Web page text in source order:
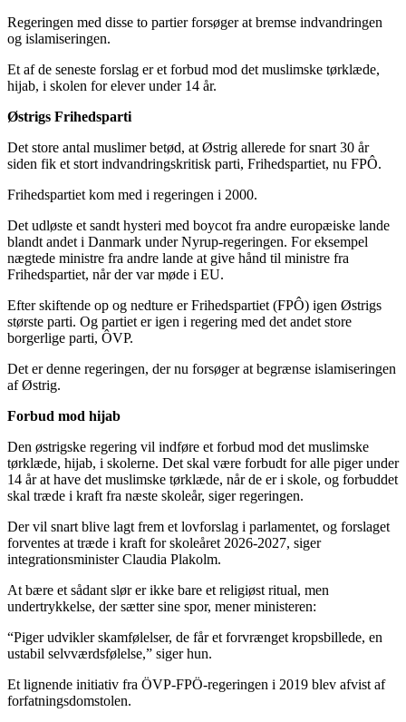
Regeringen med disse to partier forsøger at bremse indvandringen
og islamiseringen.
Et af de seneste forslag er et forbud mod det muslimske tørklæde,
hijab, i skolen for elever under 14 år.
Østrigs Frihedsparti
Det store antal muslimer betød, at Østrig allerede for snart 30 år
siden fik et stort indvandringskritisk parti, Frihedspartiet, nu FPÔ.
Frihedspartiet kom med i regeringen i 2000.
Det udløste et sandt hysteri med boycot fra andre europæiske lande
blandt andet i Danmark under Nyrup-regeringen. For eksempel
nægtede ministre fra andre lande at give hånd til ministre fra
Frihedspartiet, når der var møde i EU.
Efter skiftende op og nedture er Frihedspartiet (FPÔ) igen Østrigs
største parti. Og partiet er igen i regering med det andet store
borgerlige parti, ÔVP.
Det er denne regeringen, der nu forsøger at begrænse islamiseringen
af Østrig.
Forbud mod hijab
Den østrigske regering vil indføre et forbud mod det muslimske
tørklæde, hijab, i skolerne. Det skal være forbudt for alle piger under
14 år at have det muslimske tørklæde, når de er i skole, og forbuddet
skal træde i kraft fra næste skoleår, siger regeringen.
Der vil snart blive lagt frem et lovforslag i parlamentet, og forslaget
forventes at træde i kraft for skoleåret 2026-2027, siger
integrationsminister Claudia Plakolm.
At bære et sådant slør er ikke bare et religiøst ritual, men
undertrykkelse, der sætter sine spor, mener ministeren:
“Piger udvikler skamfølelser, de får et forvrænget kropsbillede, en
ustabil selvværdsfølelse,” siger hun.
Et lignende initiativ fra ÖVP-FPÖ-regeringen i 2019 blev afvist af
forfatningsdomstolen.